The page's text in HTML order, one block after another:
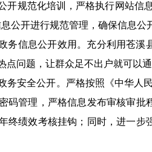
开规范化培训，严格执行网站
公开进行规范管理，确保信息公
务信息公开效用。充分利用苍
点问题，让群众足不出户就可以
务安全公开。严格按照《中华
码管理，严格信息发布审核审
终绩效考核挂钩；同时，进一